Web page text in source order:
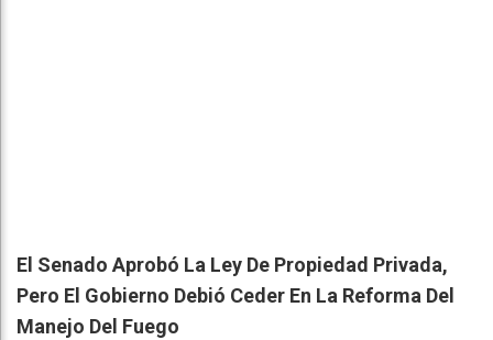
El Senado Aprobó La Ley De Propiedad Privada,
Pero El Gobierno Debió Ceder En La Reforma Del
Manejo Del Fuego